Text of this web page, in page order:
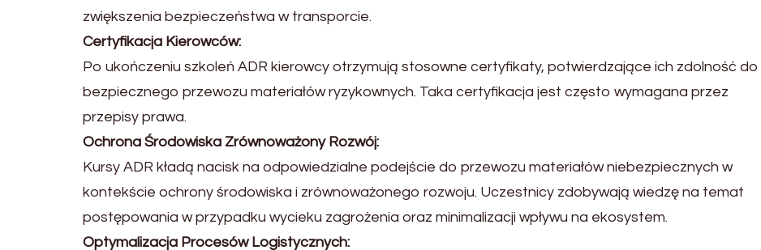
zwiększenia bezpieczeństwa w transporcie.
Certyfikacja Kierowców:
Po ukończeniu szkoleń ADR kierowcy otrzymują stosowne certyfikaty, potwierdzające ich zdolność do
bezpiecznego przewozu materiałów ryzykownych. Taka certyfikacja jest często wymagana przez
przepisy prawa.
Ochrona Środowiska Zrównoważony Rozwój:
Kursy ADR kładą nacisk na odpowiedzialne podejście do przewozu materiałów niebezpiecznych w
kontekście ochrony środowiska i zrównoważonego rozwoju. Uczestnicy zdobywają wiedzę na temat
postępowania w przypadku wycieku zagrożenia oraz minimalizacji wpływu na ekosystem.
Optymalizacja Procesów Logistycznych: